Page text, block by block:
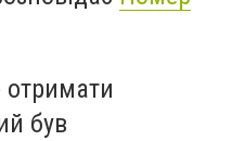
отримати
був